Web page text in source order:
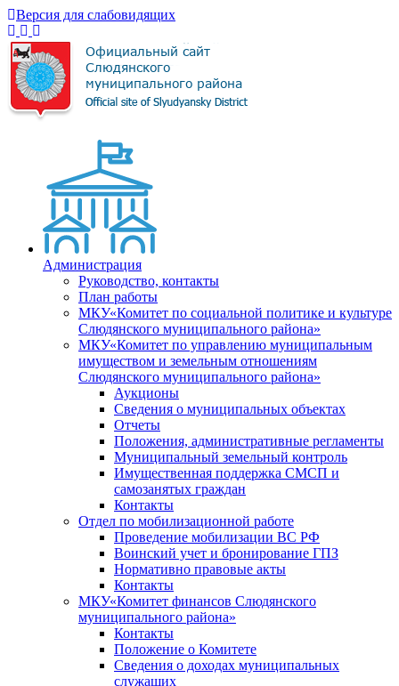
Версия для слабовидящих
Администрация
Руководство, контакты
План работы
МКУ«Комитет по социальной политике и культуре
Слюдянского муниципального района»
МКУ«Комитет по управлению муниципальным
имуществом и земельным отношениям
Слюдянского муниципального района»
Аукционы
Сведения о муниципальных объектах
Отчеты
Положения, административные регламенты
Муниципальный земельный контроль
Имущественная поддержка СМСП и
самозанятых граждан
Контакты
Отдел по мобилизационной работе
Проведение мобилизации ВС РФ
Воинский учет и бронирование ГПЗ
Нормативно правовые акты
Контакты
МКУ«Комитет финансов Слюдянского
муниципального района»
Контакты
Положение о Комитете
Сведения о доходах муниципальных
служащих